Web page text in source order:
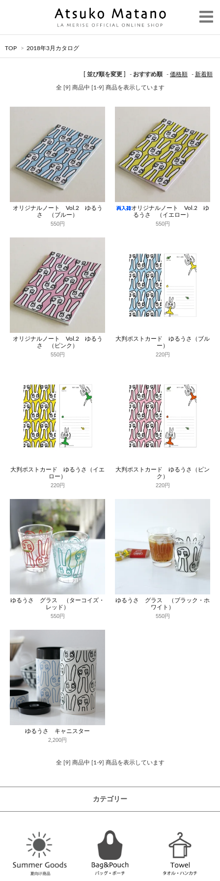
TOP > 2018年3月カタログ
[ 並び順を変更 ] - おすすめ順 - 価格順 - 新着順
全 [9] 商品中 [1-9] 商品を表示しています
オリジナルノート Vol.2 ゆるう
さ （ブルー）
550円
オリジナルノート Vol.2 ゆ
るうさ （イエロー）
550円
オリジナルノート Vol.2 ゆるう
さ （ピンク）
550円
大判ポストカード ゆるうさ（ブル
ー）
220円
大判ポストカード ゆるうさ（イエ
ロー）
220円
大判ポストカード ゆるうさ（ピン
ク）
220円
ゆるうさ グラス （ターコイズ・
レッド）
550円
ゆるうさ グラス （ブラック・ホ
ワイト）
550円
ゆるうさ キャニスター
2,200円
全 [9] 商品中 [1-9] 商品を表示しています
カテゴリー